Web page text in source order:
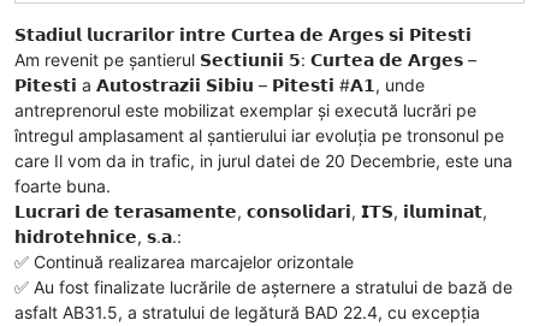
𝗦𝘁𝗮𝗱𝗶𝘂𝗹 𝗹𝘂𝗰𝗿𝗮𝗿𝗶𝗹𝗼𝗿 𝗶𝗻𝘁𝗿𝗲 𝗖𝘂𝗿𝘁𝗲𝗮 𝗱𝗲 𝗔𝗿𝗴𝗲𝘀 𝘀𝗶 𝗣𝗶𝘁𝗲𝘀𝘁𝗶
Am revenit pe șantierul 𝗦𝗲𝗰𝘁𝗶𝘂𝗻𝗶𝗶 𝟱: 𝗖𝘂𝗿𝘁𝗲𝗮 𝗱𝗲 𝗔𝗿𝗴𝗲𝘀 –
𝗣𝗶𝘁𝗲𝘀𝘁𝗶 a 𝗔𝘂𝘁𝗼𝘀𝘁𝗿𝗮𝘇𝗶𝗶 𝗦𝗶𝗯𝗶𝘂 – 𝗣𝗶𝘁𝗲𝘀𝘁𝗶 #𝗔𝟭, unde
antreprenorul este mobilizat exemplar și execută lucrări pe
întregul amplasament al șantierului iar evoluția pe tronsonul pe
care Il vom da in trafic, in jurul datei de 20 Decembrie, este una
foarte buna.
𝗟𝘂𝗰𝗿𝗮𝗿𝗶 𝗱𝗲 𝘁𝗲𝗿𝗮𝘀𝗮𝗺𝗲𝗻𝘁𝗲, 𝗰𝗼𝗻𝘀𝗼𝗹𝗶𝗱𝗮𝗿𝗶, 𝗜𝗧𝗦, 𝗶𝗹𝘂𝗺𝗶𝗻𝗮𝘁,
𝗵𝗶𝗱𝗿𝗼𝘁𝗲𝗵𝗻𝗶𝗰𝗲, 𝘀.𝗮.:
✅️ Continuă realizarea marcajelor orizontale
✅️ Au fost finalizate lucrările de așternere a stratului de bază de
asfalt AB31.5, a stratului de legătură BAD 22.4, cu excepția